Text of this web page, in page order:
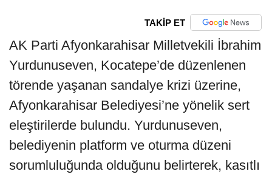
TAKİP ET
AK Parti Afyonkarahisar Milletvekili İbrahim
Yurdunuseven, Kocatepe’de düzenlenen
törende yaşanan sandalye krizi üzerine,
Afyonkarahisar Belediyesi’ne yönelik sert
eleştirilerde bulundu. Yurdunuseven,
belediyenin platform ve oturma düzeni
sorumluluğunda olduğunu belirterek, kasıtlı